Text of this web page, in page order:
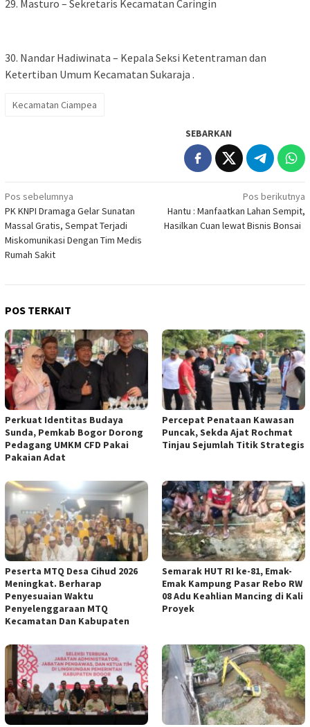
‎29. Masturo – Sekretaris Kecamatan Caringin
‎30. Nandar Hadiwinata – Kepala Seksi Ketentraman dan
Ketertiban Umum Kecamatan Sukaraja .
Kecamatan Ciampea
SEBARKAN
Navigasi
pos
Pos sebelumnya
PK KNPI Dramaga Gelar Sunatan
Massal Gratis, Sempat Terjadi
Miskomunikasi Dengan Tim Medis
Rumah Sakit
Pos berikutnya
Hantu : Manfaatkan Lahan Sempit,
Hasilkan Cuan lewat Bisnis Bonsai ‎ ‎
POS TERKAIT
Perkuat Identitas Budaya
Sunda, Pemkab Bogor Dorong
Pedagang UMKM CFD Pakai
Pakaian Adat ‎
‎Percepat Penataan Kawasan
Puncak, Sekda Ajat Rochmat
Tinjau Sejumlah Titik Strategis
Peserta MTQ Desa Cihud 2026
Meningkat. Berharap
Penyesuaian Waktu
Penyelenggaraan MTQ
Kecamatan Dan Kabupaten ‎
Semarak HUT RI ke-81, Emak-
Emak Kampung Pasar Rebo RW
08 Adu Keahlian Mancing di Kali
Proyek ‎